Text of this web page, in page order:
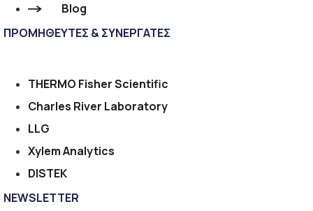
Blog
ΠΡΟΜΗΘΕΥΤΕΣ & ΣΥΝΕΡΓΑΤΕΣ
THERMO Fisher Scientific
Charles River Laboratory
LLG
Xylem Analytics
DISTEK
NEWSLETTER